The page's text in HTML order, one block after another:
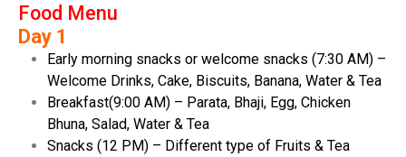
Food Menu
Day 1
Early morning snacks or welcome snacks (7:30 AM) –
Welcome Drinks, Cake, Biscuits, Banana, Water & Tea
Breakfast(9:00 AM) – Parata, Bhaji, Egg, Chicken
Bhuna, Salad, Water & Tea
Snacks (12 PM) – Different type of Fruits & Tea